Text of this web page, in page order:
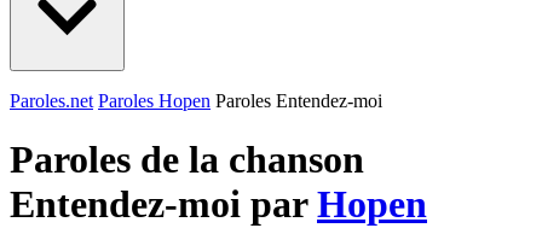
Paroles.net Paroles Hopen Paroles Entendez-moi
Paroles de la chanson
Entendez-moi parHopen